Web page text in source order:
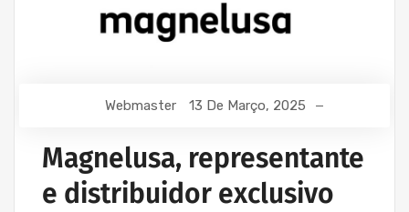
Webmaster 13 De Março, 2025
Magnelusa, representante
e distribuidor exclusivo